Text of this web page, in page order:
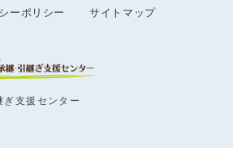
ーポリシー サイトマップ
支援センター